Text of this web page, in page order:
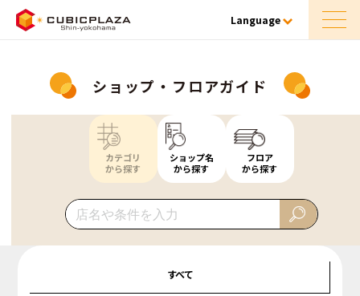
Language
ショップ・フロアガイド
カテゴリ
から探す
ショップ名
から探す
フロア
から探す
すべて